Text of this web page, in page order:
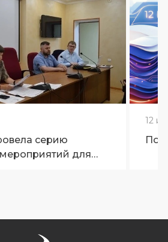
серию
для
12